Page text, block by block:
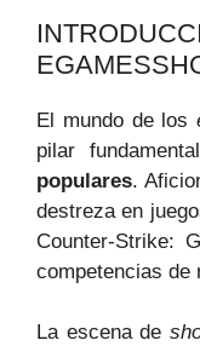
El mundo de los
pilar
populares.
destreza en
Counter-Strike:
competencias de
La escena de